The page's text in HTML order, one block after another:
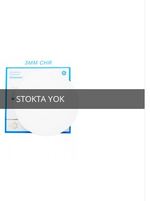
STOKTA YOK